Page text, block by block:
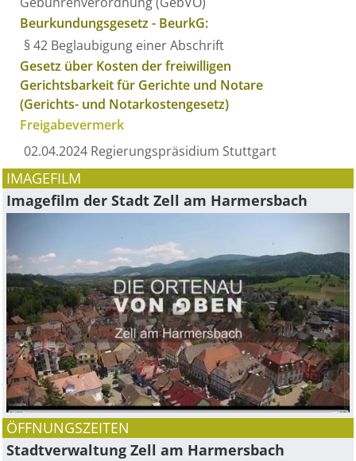
Beurkundungsgesetz - BeurkG:
§ 42 Beglaubigung einer Abschrift
Gesetz über Kosten der freiwilligen
Gerichtsbarkeit für Gerichte und Notare
(Gerichts- und Notarkostengesetz)
Freigabevermerk
02.04.2024 Regierungspräsidium Stuttgart
IMAGEFILM
Imagefilm der Stadt Zell am Harmersbach
ÖFFNUNGSZEITEN
Stadtverwaltung Zell am Harmersbach